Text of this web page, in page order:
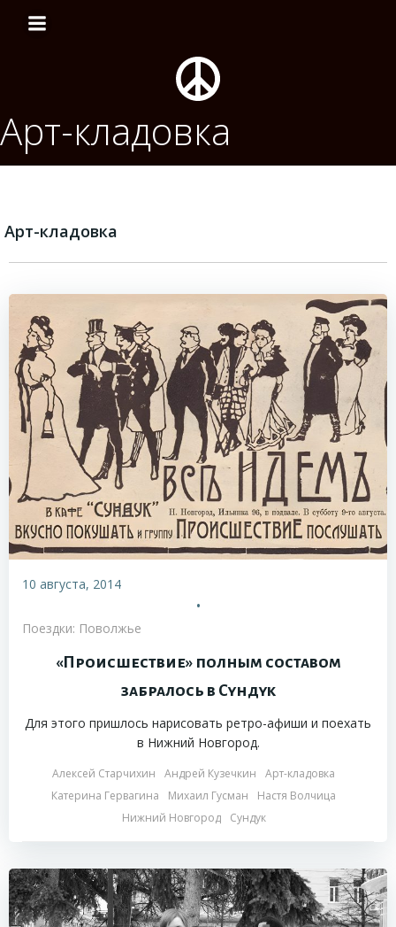
содержимому
Арт-кладовка
Арт-кладовка
10 августа, 2014
•
Поездки: Поволжье
«Происшествие» полным составом
забралось в Сундук
Для этого пришлось нарисовать ретро-афиши и поехать
в Нижний Новгород.
Алексей Старчихин Андрей Кузечкин
Арт-кладовка
Катерина Гервагина
Михаил Гусман
Настя Волчица
Нижний Новгород
Сундук